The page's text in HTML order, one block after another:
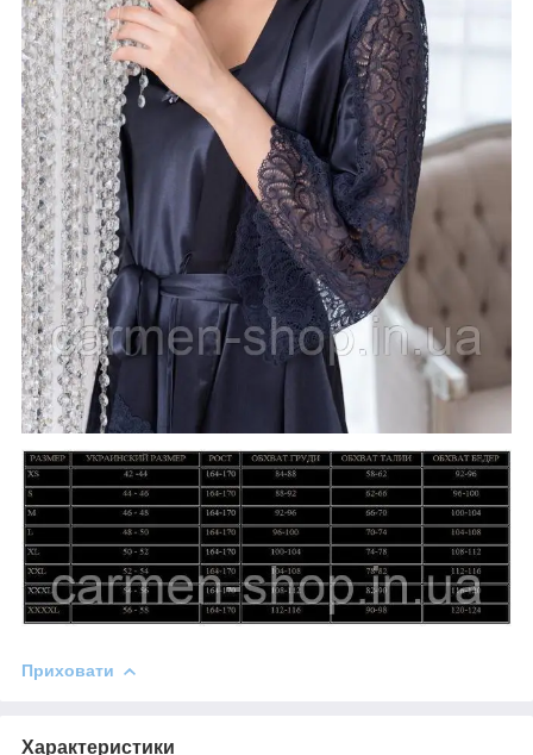
Приховати
Характеристики